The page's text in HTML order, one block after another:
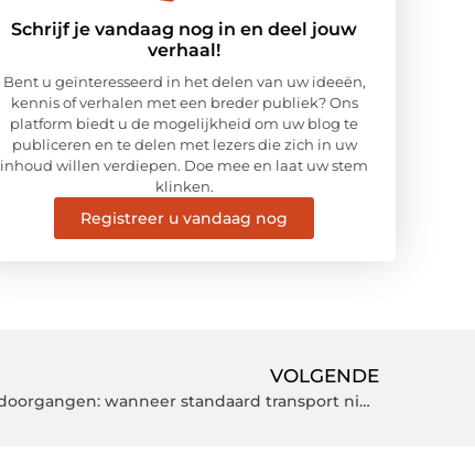
Schrijf je vandaag nog in en deel jouw
verhaal!
Bent u geïnteresseerd in het delen van uw ideeën,
kennis of verhalen met een breder publiek? Ons
platform biedt u de mogelijkheid om uw blog te
publiceren en te delen met lezers die zich in uw
inhoud willen verdiepen. Doe mee en laat uw stem
klinken.
Registreer u vandaag nog
VOLGENDE
Machineverhuizing bij beperkte doorgangen: wanneer standaard transport niet past